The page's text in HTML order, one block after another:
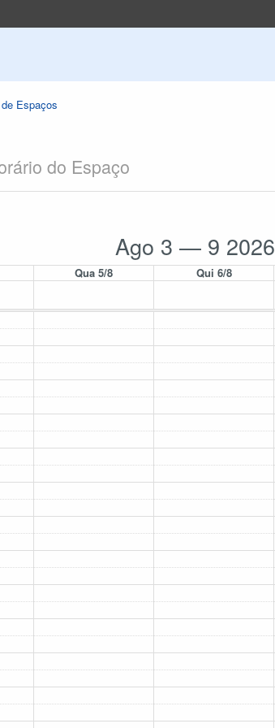
Espaços
do Espaço
Ago 3 — 9 2026
Qua 5/8 Qui 6/8